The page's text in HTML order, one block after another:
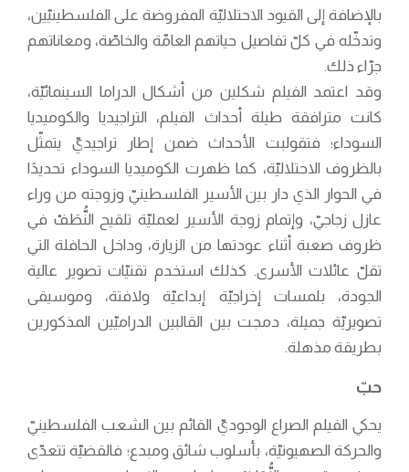
بالإضافة إلى القيود الاحتلاليّة المفروضة على الفلسطينيّين،
وتدخّله في كلّ تفاصيل حياتهم العامّة والخاصّة، ومعاناتهم
جرّاء ذلك.
وقد اعتمد الفيلم شكلين من أشكال الدراما السينمائيّة،
كانت مترافقة طيلة أحداث الفيلم، التراجيديا والكوميديا
السوداء؛ فتقولبت الأحداث ضمن إطار تراجيديّ يتمثّل
بالظروف الاحتلاليّة، كما ظهرت الكوميديا السوداء تحديدًا
في الحوار الذي دار بين الأسير الفلسطينيّ وزوجته من وراء
عازل زجاجيّ، وإتمام زوجة الأسير لعمليّة تلقيح النُّطَفْ في
ظروف صعبة أثناء عودتها من الزيارة، وداخل الحافلة التي
تقلّ عائلات الأسرى. كذلك استخدم تقنيّات تصوير عالية
الجودة، بلمسات إخراجيّة إبداعيّة ولافتة، وموسيقى
تصويريّة جميلة، دمجت بين القالبين الدراميّين المذكورين
بطريقة مذهلة.
حبّ
يحكي الفيلم الصراع الوجوديّ القائم بين الشعب الفلسطينيّ
والحركة الصهيونيّة، بأسلوب شائق ومبدع؛ فالقضيّة تتعدّى